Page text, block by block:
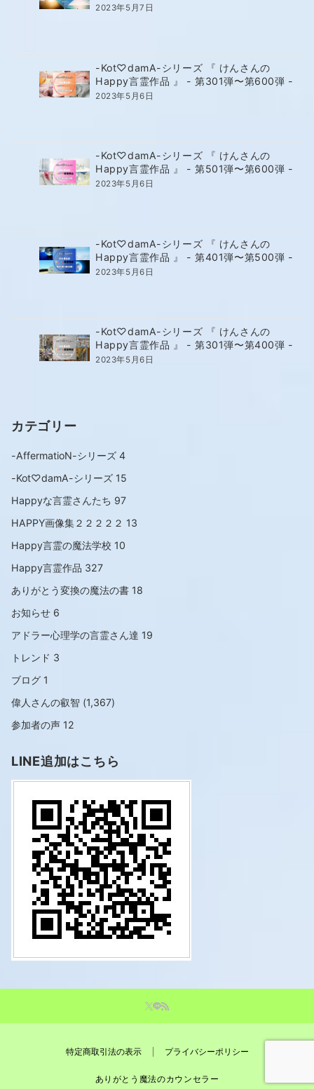
2023年5月7日
-Kot♡damA-シリーズ 『 けんさんの
Happy言霊作品 』 - 第301弾〜第600弾 -
2023年5月6日
-Kot♡damA-シリーズ 『 けんさんの
Happy言霊作品 』 - 第501弾〜第600弾 -
2023年5月6日
-Kot♡damA-シリーズ 『 けんさんの
Happy言霊作品 』 - 第401弾〜第500弾 -
2023年5月6日
-Kot♡damA-シリーズ 『 けんさんの
Happy言霊作品 』 - 第301弾〜第400弾 -
2023年5月6日
カテゴリー
-AffermatioN-シリーズ 4
-Kot♡damA-シリーズ 15
Happyな言霊さんたち 97
HAPPY画像集２２２２２ 13
Happy言霊の魔法学校 10
Happy言霊作品 327
ありがとう変換の魔法の書 18
お知らせ 6
アドラー心理学の言霊さん達 19
トレンド 3
ブログ 1
偉人さんの叡智 (1,367)
参加者の声 12
LINE追加はこちら
特定商取引法の表示 プライバシーポリシー
ありがとう魔法のカウンセラー